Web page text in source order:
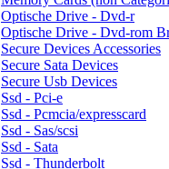
Optische Drive - Dvd-r
Optische Drive - Dvd-rom
Secure Devices Accessories
Secure Sata Devices
Secure Usb Devices
Ssd - Pci-e
Ssd - Pcmcia/expresscard
Ssd - Sas/scsi
Ssd - Sata
Ssd - Thunderbolt